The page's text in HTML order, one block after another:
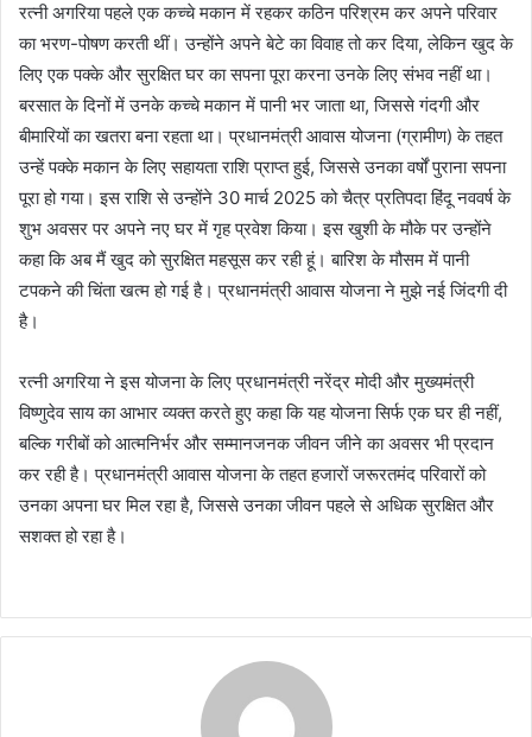
रत्नी अगरिया पहले एक कच्चे मकान में रहकर कठिन परिश्रम कर अपने परिवार
का भरण-पोषण करती थीं। उन्होंने अपने बेटे का विवाह तो कर दिया, लेकिन खुद के
लिए एक पक्के और सुरक्षित घर का सपना पूरा करना उनके लिए संभव नहीं था।
बरसात के दिनों में उनके कच्चे मकान में पानी भर जाता था, जिससे गंदगी और
बीमारियों का खतरा बना रहता था। प्रधानमंत्री आवास योजना (ग्रामीण) के तहत
उन्हें पक्के मकान के लिए सहायता राशि प्राप्त हुई, जिससे उनका वर्षों पुराना सपना
पूरा हो गया। इस राशि से उन्होंने 30 मार्च 2025 को चैत्र प्रतिपदा हिंदू नववर्ष के
शुभ अवसर पर अपने नए घर में गृह प्रवेश किया। इस खुशी के मौके पर उन्होंने
कहा कि अब मैं खुद को सुरक्षित महसूस कर रही हूं। बारिश के मौसम में पानी
टपकने की चिंता खत्म हो गई है। प्रधानमंत्री आवास योजना ने मुझे नई जिंदगी दी
है।
रत्नी अगरिया ने इस योजना के लिए प्रधानमंत्री नरेंद्र मोदी और मुख्यमंत्री
विष्णुदेव साय का आभार व्यक्त करते हुए कहा कि यह योजना सिर्फ एक घर ही नहीं,
बल्कि गरीबों को आत्मनिर्भर और सम्मानजनक जीवन जीने का अवसर भी प्रदान
कर रही है। प्रधानमंत्री आवास योजना के तहत हजारों जरूरतमंद परिवारों को
उनका अपना घर मिल रहा है, जिससे उनका जीवन पहले से अधिक सुरक्षित और
सशक्त हो रहा है।